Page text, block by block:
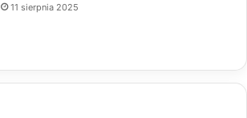
11 sierpnia 2025